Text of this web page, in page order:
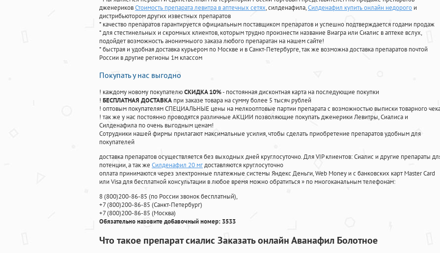
дженериковСтоимость препарата левитра в аптечных сетях, силденафила,Силденафил купить онлайн недорого и
дистрибьютором других известных препаратов
* качество препаратов гарантируется официальным поставщиком препаратов и успешно подтверждается годами продаж
* для стестинельных и скромных клиентов, которым трудно произнести название Виагра или Сиалис в аптеке вслух,
подойдет возможность анонимныого заказа любого препаратан на нашем сайте!
* быстрая и удобная доставка курьером по Москве и в Санкт-Петербурге, так же возможна доставка препаратов почтой
России в другие регионы 1м классом
Покупать у нас выгодно
! каждому новому покупателюСКИДКА 10%- постоянная дисконтная карта на последующие покупки
! БЕСПЛАТНАЯ ДОСТАВКА при заказе товара на сумму более 5 тысяч рублей
! оптовым покупателям СПЕЦИАЛЬНЫЕ цены на мелкооптовые партии препарата с возможностью выписки товарного
! так же у нас постоянно проводятся различные АКЦИИ позволяющие покупать дженерики Левитры, Сиалиса и
Силденафила по очень выгодным ценам!
Cотрудники нашей фирмы прилагают максимальные усилия, чтобы сделать приобретение препаратов удобным для
покупателей
доставка препаратов осуществляется без выходных дней круглосуточно. Для VIP клиентов: Сиалис и другие препараты
потенции, а так же Силденафил 20 мгдоставляются круглосуточно
оплата принимаются через электронные платежные системы Яндекс Деньги, Web Money и с банковских карт Master Card
или Visa для бесплатной консультации в любое время можно обратиться» по многоканальным телефонам:
8(800)200-86-85 (по России звонок бесплатный),
+7(800)200-86-85 (Санкт-Петербург)
+7(800)200-86-85 (Москва)
Обязательно назовите добавочный номер: 3533
Что такое препарат сиалис Заказать онлайн Аванафил Болотное